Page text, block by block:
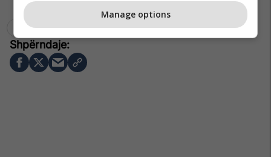
Mike Maignan Serie A Ruben Loftus-Cheek Ac Milan
Manage options